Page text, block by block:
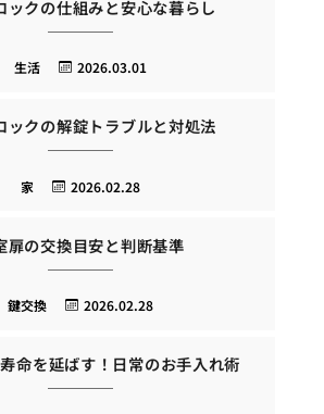
ックの仕組みと安心な暮らし
2026.03.01
生活
ックの解錠トラブルと対処法
2026.02.28
家
扉の交換目安と判断基準
2026.02.28
鍵交換
命を延ばす！日常のお手入れ術